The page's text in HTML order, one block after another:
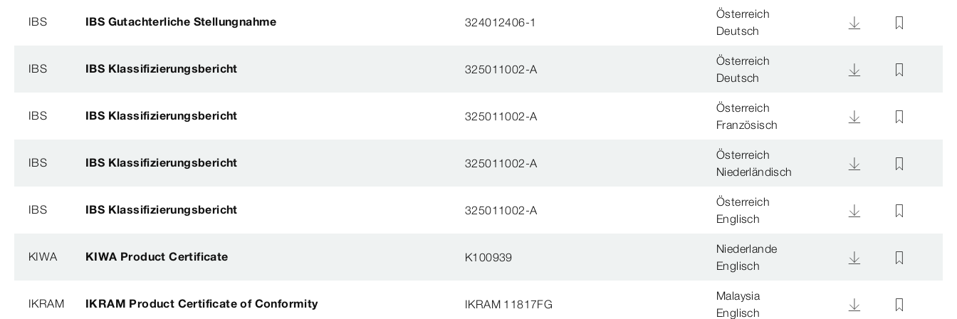
IBS IBS Gutachterliche Stellungnahme 324012406-1
Österreich
Deutsch
IBS IBS Klassifizierungsbericht 325011002-A
Österreich
Deutsch
IBS IBS Klassifizierungsbericht 325011002-A
Österreich
Französisch
IBS IBS Klassifizierungsbericht 325011002-A
Österreich
Niederländisch
IBS IBS Klassifizierungsbericht 325011002-A
Österreich
Englisch
KIWA KIWA Product Certificate K100939
Niederlande
Englisch
IKRAM IKRAM Product Certificate of Conformity IKRAM 11817FG
Malaysia
Englisch